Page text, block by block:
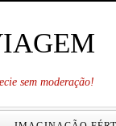
sem moderação!